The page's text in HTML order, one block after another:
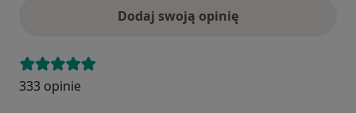
Dodaj swoją opinię
333 opinie